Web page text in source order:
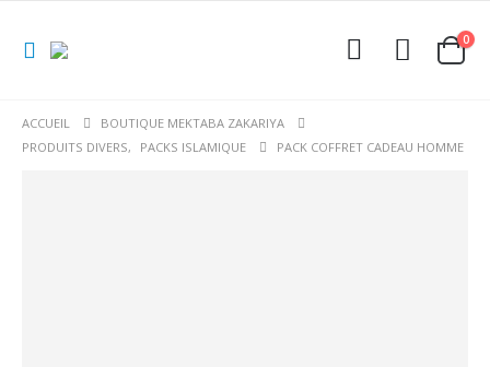
0
ACCUEIL
BOUTIQUE MEKTABA ZAKARIYA
PRODUITS DIVERS, PACKS ISLAMIQUE PACK COFFRET CADEAU HOMME